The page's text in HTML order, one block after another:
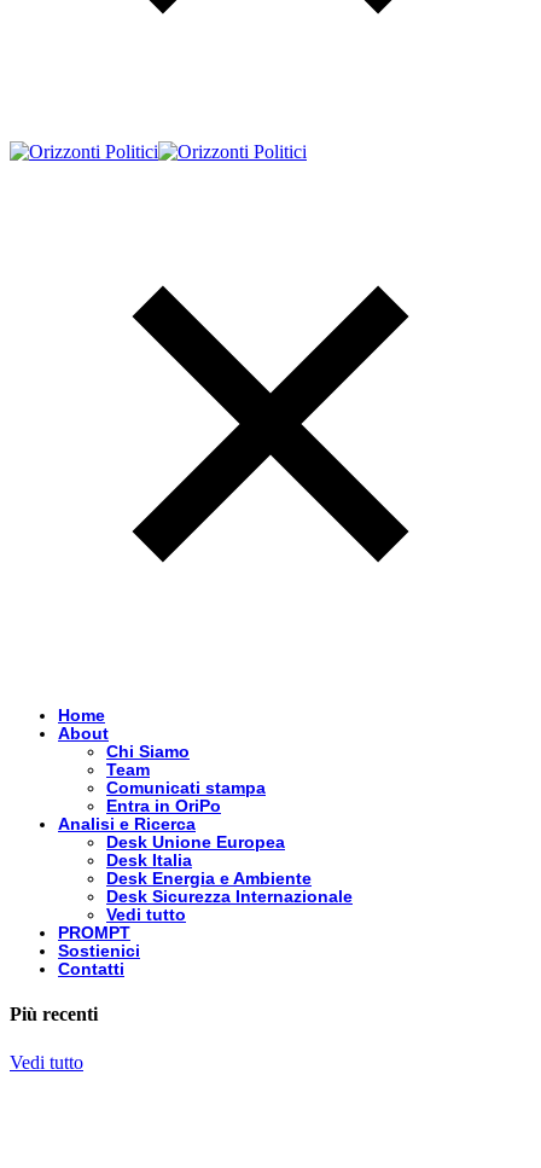
Home
About
Chi Siamo
Team
Comunicati stampa
Entra in OriPo
Analisi e Ricerca
Desk Unione Europea
Desk Italia
Desk Energia e Ambiente
Desk Sicurezza Internazionale
Vedi tutto
PROMPT
Sostienici
Contatti
Più recenti
Vedi tutto